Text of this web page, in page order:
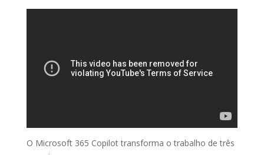
O Microsoft 365 Copilot transforma o trabalho de três